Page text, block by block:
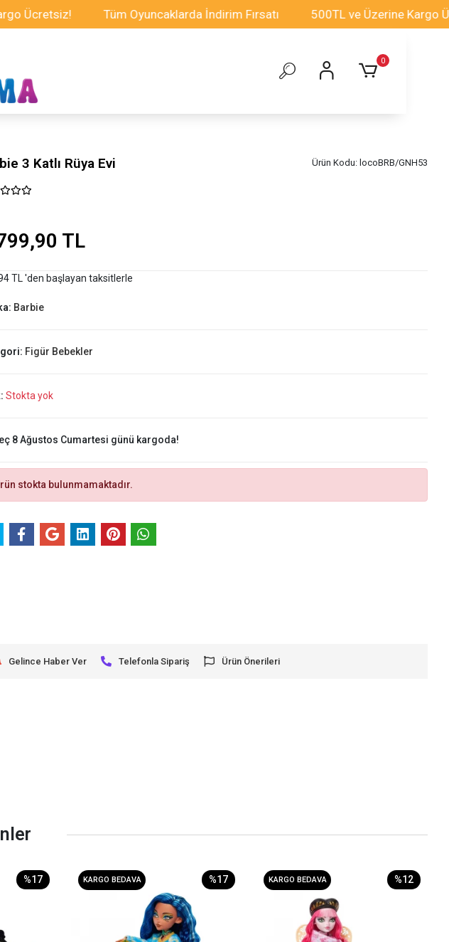
Tüm Oyuncaklarda İndirim Fırsatı 500TL ve Üzerine Kargo
0
3 Katlı Rüya Evi Ürün Kodu: locoBRB/GNH53
TL
TL 'den başlayan taksitlerle
Barbie
Figür Bebekler
Stokta yok
8 Ağustos Cumartesi günü kargoda!
stokta bulunmamaktadır.
Gelince Haber Ver Telefonla Sipariş Ürün Önerileri
%17 KARGO BEDAVA %17 KARGO BEDAVA %12